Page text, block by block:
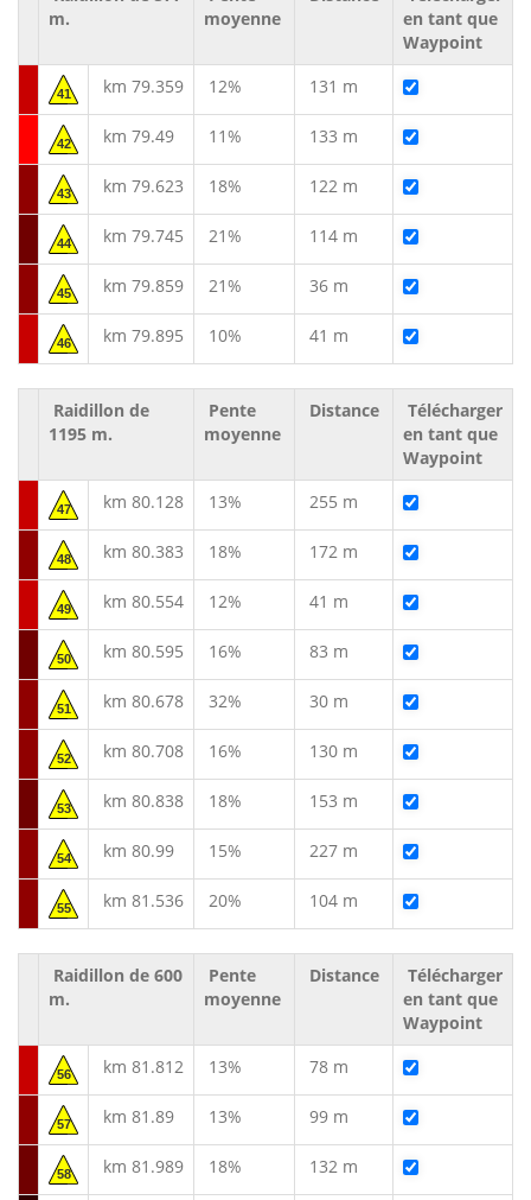
m.
moyenne
en tant que
Waypoint
41 km 79.359 12% 131 m
42 km 79.49 11% 133 m
43 km 79.623 18% 122 m
44 km 79.745 21% 114 m
45 km 79.859 21% 36 m
46 km 79.895 10% 41 m
Raidillon de
1195 m.
Pente
moyenne
Distance
Télécharger
en tant que
Waypoint
47 km 80.128 13% 255 m
48 km 80.383 18% 172 m
49 km 80.554 12% 41 m
50 km 80.595 16% 83 m
51 km 80.678 32% 30 m
52 km 80.708 16% 130 m
53 km 80.838 18% 153 m
54 km 80.99 15% 227 m
55 km 81.536 20% 104 m
Raidillon de 600
m.
Pente
moyenne
Distance
Télécharger
en tant que
Waypoint
56 km 81.812 13% 78 m
57 km 81.89 13% 99 m
58 km 81.989 18% 132 m